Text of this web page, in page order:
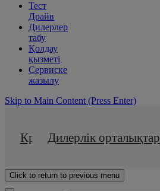
Тест
Драйв
Дилерлер
табу
Қолдау
қызметі
Сервиске
жазылу
Skip to Main Content (Press Enter)
Кредиттік калькулятор
Дилерлік орталықтар
Click to return to previous menu